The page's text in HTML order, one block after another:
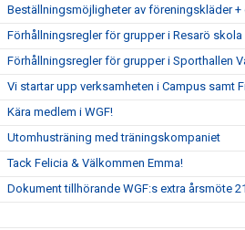
Beställningsmöjligheter av föreningskläder +
Förhållningsregler för grupper i Resarö skola
Förhållningsregler för grupper i Sporthallen
Vi startar upp verksamheten i Campus samt
Kära medlem i WGF!
Utomhusträning med träningskompaniet
Tack Felicia & Välkommen Emma!
Dokument tillhörande WGF:s extra årsmöte